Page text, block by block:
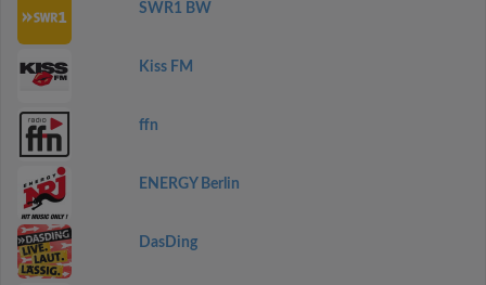
SWR1 BW
Kiss FM
ffn
ENERGY Berlin
DasDing